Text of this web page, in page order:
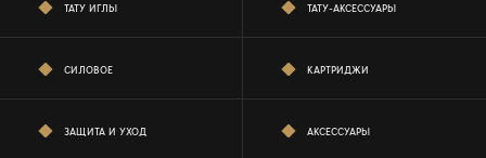
ТАТУ ИГЛЫ ТАТУ-АКСЕССУАРЫ
СИЛОВОЕ КАРТРИДЖИ
ЗАЩИТА И УХОД АКСЕССУАРЫ